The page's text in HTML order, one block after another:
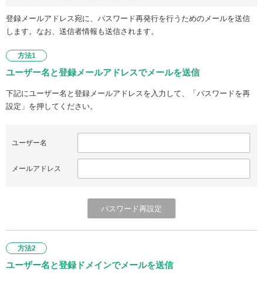
登録メールアドレス宛に、パスワード再発行を行うためのメールを送信
します。なお、送信者情報も送信されます。
方法1
ユーザー名と登録メールアドレスでメールを送信
下記にユーザー名と登録メールアドレスを入力して、「パスワードを再
設定」を押してください。
ユーザー名
メールアドレス
方法2
ユーザー名と登録ドメインでメールを送信